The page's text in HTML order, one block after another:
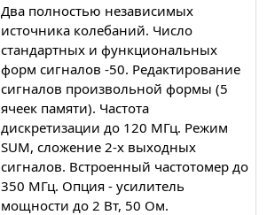
Два полностью независимых
источника колебаний. Число
стандартных и функциональных
форм сигналов -50. Редактирование
сигналов произвольной формы (5
ячеек памяти). Частота
дискретизации до 120 МГц. Режим
SUM, сложение 2-х выходных
сигналов. Встроенный частотомер до
350 МГц. Опция - усилитель
мощности до 2 Вт, 50 Ом.